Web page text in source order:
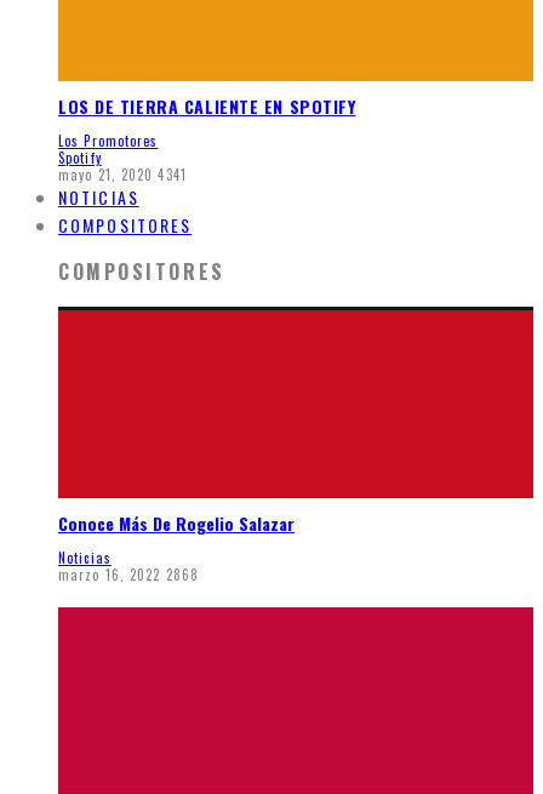
LOS DE TIERRA CALIENTE EN SPOTIFY
Los Promotores
Spotify
mayo 21, 2020 4341
NOTICIAS
COMPOSITORES
COMPOSITORES
Conoce Más De Rogelio Salazar
Noticias
marzo 16, 2022 2868